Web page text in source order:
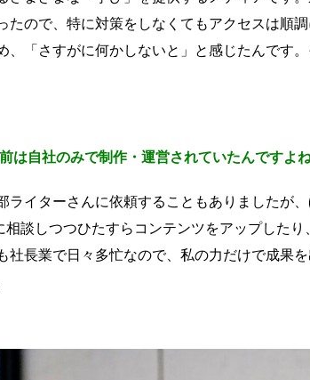
たので、特に対策をしなくてもアクセスは順
、「さすがに何かしないと」と感じたんです
は自社のみで制作・運営されていたんですよ
ライターさんに依頼することもありましたが
談しつつひたすらコンテンツをアップした
社長業で日々多忙なので、私の力だけで成果